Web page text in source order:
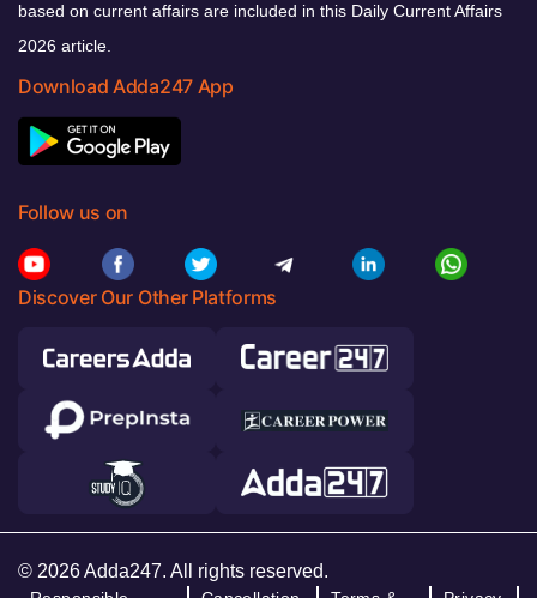
based on current affairs are included in this Daily Current Affairs
2026 article.
Download Adda247 App
Follow us on
Discover Our Other Platforms
© 2026 Adda247. All rights reserved.